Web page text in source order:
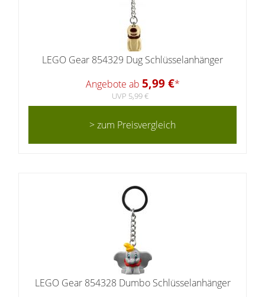
LEGO Gear 854329 Dug Schlüsselanhänger
Angebote ab 5,99 €*
UVP 5,99 €
> zum Preisvergleich
LEGO Gear 854328 Dumbo Schlüsselanhänger